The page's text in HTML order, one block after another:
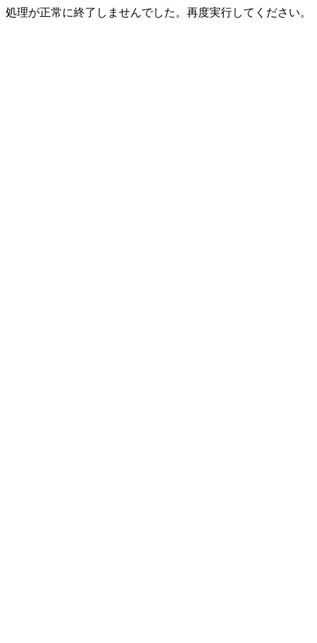
処理が正常に終了しませんでした。再度実行してください。